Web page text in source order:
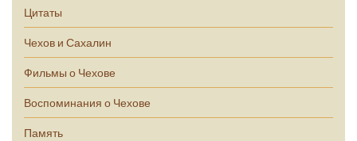
Цитаты
Чехов и Сахалин
Фильмы о Чехове
Воспоминания о Чехове
Память